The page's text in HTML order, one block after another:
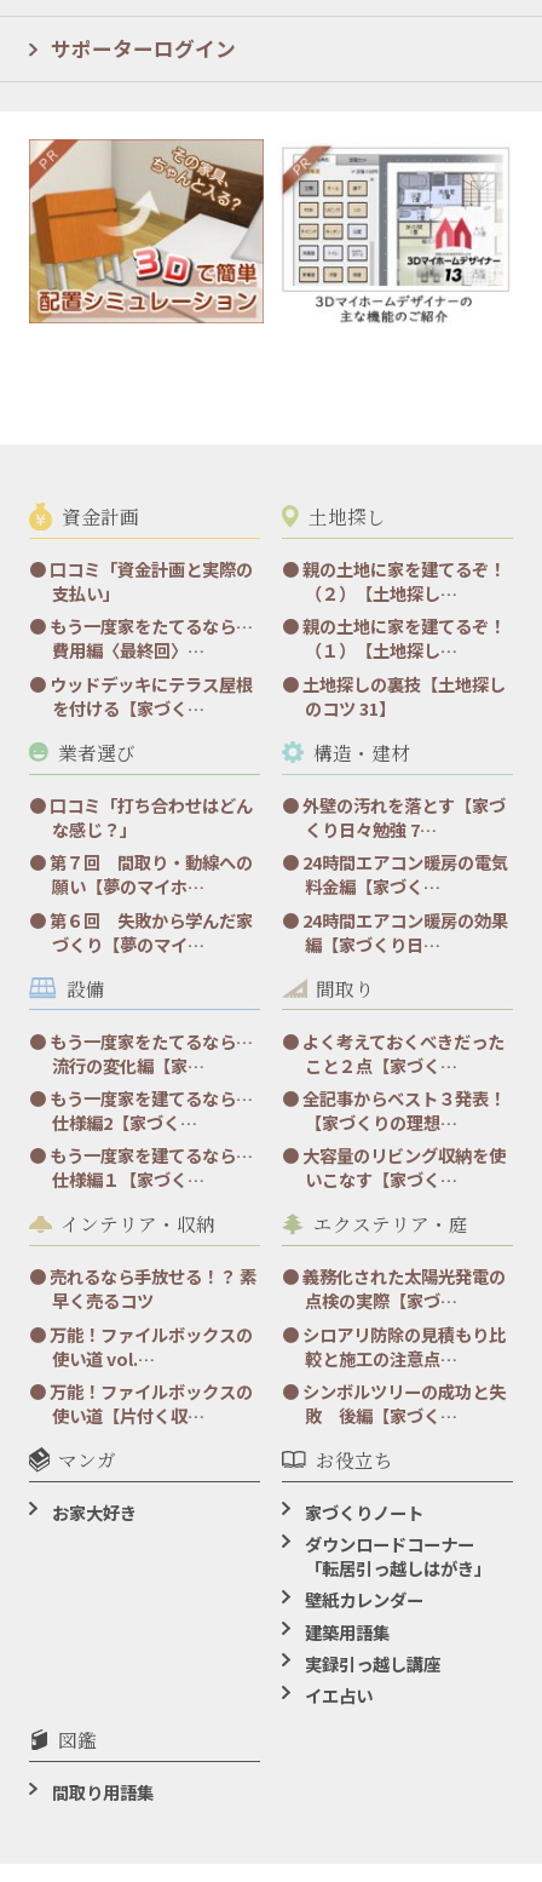
サポーターログイン
資金計画
口コミ「資金計画と実際の
支払い」
もう一度家をたてるなら…
費用編〈最終回〉…
ウッドデッキにテラス屋根
を付ける【家づく…
土地探し
親の土地に家を建てるぞ！
（２）【土地探し…
親の土地に家を建てるぞ！
（１）【土地探し…
土地探しの裏技【土地探し
のコツ 31】
業者選び
口コミ「打ち合わせはどん
な感じ？」
第７回 間取り・動線への
願い【夢のマイホ…
第６回 失敗から学んだ家
づくり【夢のマイ…
構造・建材
外壁の汚れを落とす【家づ
くり日々勉強 7…
24時間エアコン暖房の電気
料金編【家づく…
24時間エアコン暖房の効果
編【家づくり日…
設備
もう一度家をたてるなら…
流行の変化編【家…
もう一度家を建てるなら…
仕様編2【家づく…
もう一度家を建てるなら…
仕様編１【家づく…
間取り
よく考えておくべきだった
こと２点【家づく…
全記事からベスト３発表！
【家づくりの理想…
大容量のリビング収納を使
いこなす【家づく…
インテリア・収納
売れるなら手放せる！？ 素
早く売るコツ
万能！ファイルボックスの
使い道 vol.…
万能！ファイルボックスの
使い道【片付く収…
エクステリア・庭
義務化された太陽光発電の
点検の実際【家づ…
シロアリ防除の見積もり比
較と施工の注意点…
シンボルツリーの成功と失
敗 後編【家づく…
マンガ
お家大好き
お役立ち
家づくりノート
ダウンロードコーナー
「転居引っ越しはがき」
壁紙カレンダー
建築用語集
実録引っ越し講座
イエ占い
図鑑
間取り用語集